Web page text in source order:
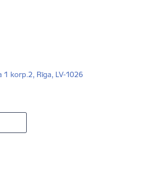
1 korp.2, Rīga, LV-1026